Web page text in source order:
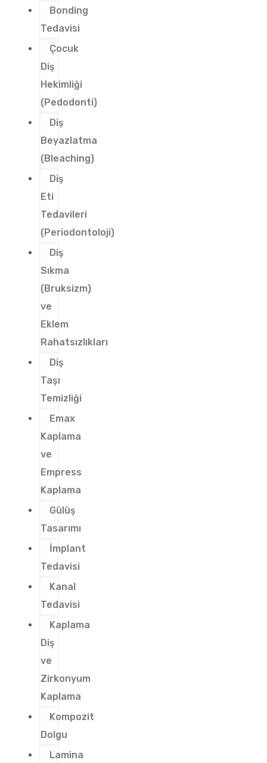
Bonding
Tedavisi
Çocuk
Diş
Hekimliği
(Pedodonti)
Diş
Beyazlatma
(Bleaching)
Diş
Eti
Tedavileri
(Periodontoloji)
Diş
Sıkma
(Bruksizm)
ve
Eklem
Rahatsızlıkları
Diş
Taşı
Temizliği
Emax
Kaplama
ve
Empress
Kaplama
Gülüş
Tasarımı
İmplant
Tedavisi
Kanal
Tedavisi
Kaplama
Diş
ve
Zirkonyum
Kaplama
Kompozit
Dolgu
Lamina